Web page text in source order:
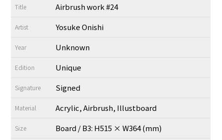
Title Airbrush work #24
Artist Yosuke Onishi
Year Unknown
Edition Unique
Signature Signed
Material Acrylic, Airbrush, Illustboard
Size Board / B3: H515 × W364 (mm)